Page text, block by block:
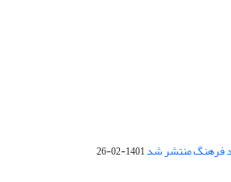
1401-02-26